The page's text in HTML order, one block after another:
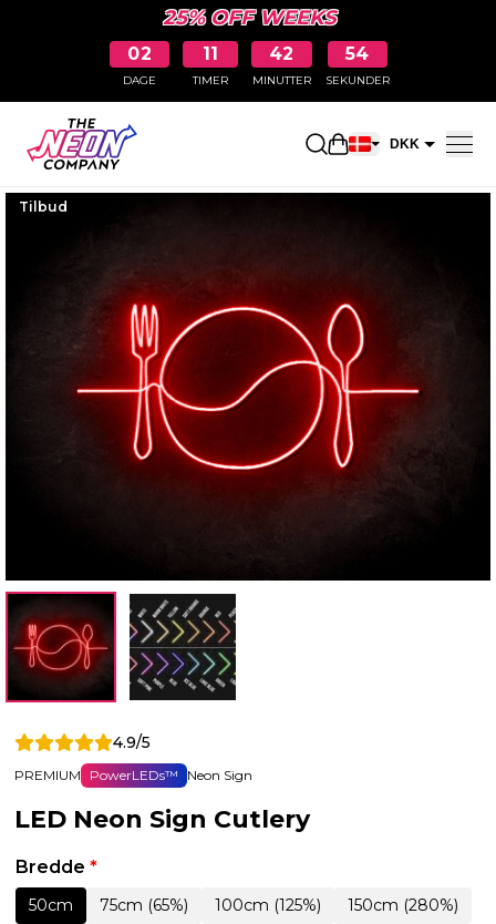
25% OFF WEEKS
02
DAGE
11
TIMER
42
MINUTTER
53
SEKUNDER
Åbn DKK
Tilbud
4.9/5
PREMIUM PowerLEDs™ Neon Sign
LED Neon Sign Cutlery
Bredde *
50cm 75cm (65%) 100cm (125%)
150cm (280%)